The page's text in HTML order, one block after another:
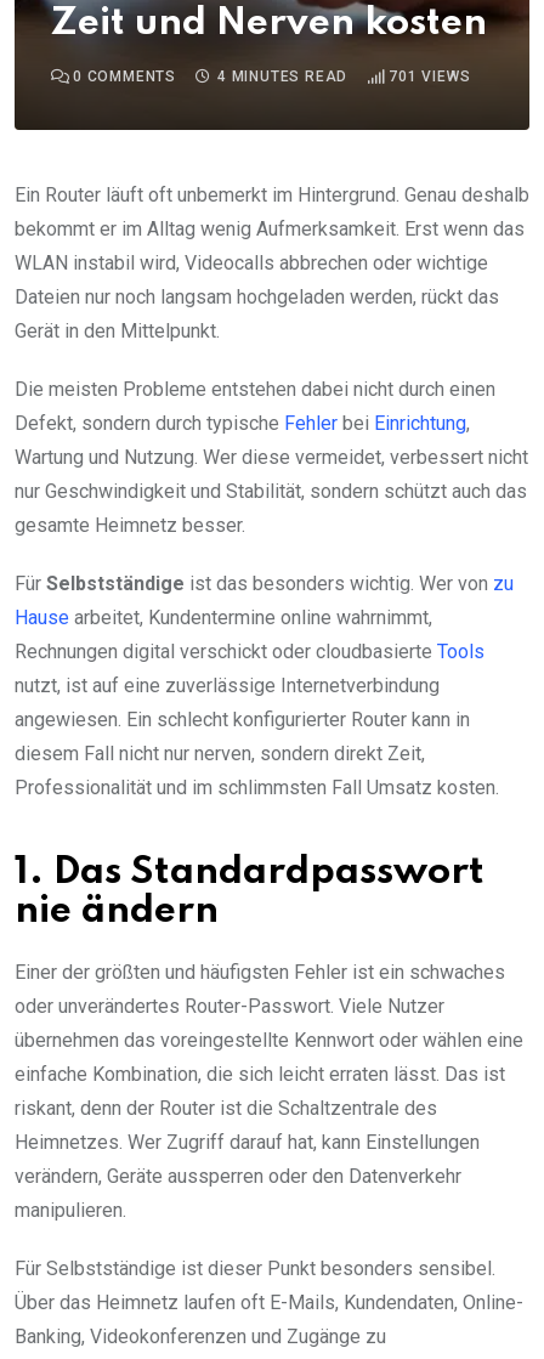
Zeit und Nerven kosten
0 COMMENTS 4 MINUTES READ 701 VIEWS
Ein Router läuft oft unbemerkt im Hintergrund. Genau deshalb
bekommt er im Alltag wenig Aufmerksamkeit. Erst wenn das
WLAN instabil wird, Videocalls abbrechen oder wichtige
Dateien nur noch langsam hochgeladen werden, rückt das
Gerät in den Mittelpunkt.
Die meisten Probleme entstehen dabei nicht durch einen
Defekt, sondern durch typische Fehler bei Einrichtung,
Wartung und Nutzung. Wer diese vermeidet, verbessert nicht
nur Geschwindigkeit und Stabilität, sondern schützt auch das
gesamte Heimnetz besser.
Für Selbstständige ist das besonders wichtig. Wer von zu
Hause arbeitet, Kundentermine online wahrnimmt,
Rechnungen digital verschickt oder cloudbasierte Tools
nutzt, ist auf eine zuverlässige Internetverbindung
angewiesen. Ein schlecht konfigurierter Router kann in
diesem Fall nicht nur nerven, sondern direkt Zeit,
Professionalität und im schlimmsten Fall Umsatz kosten.
1. Das Standardpasswort
nie ändern
Einer der größten und häufigsten Fehler ist ein schwaches
oder unverändertes Router-Passwort. Viele Nutzer
übernehmen das voreingestellte Kennwort oder wählen eine
einfache Kombination, die sich leicht erraten lässt. Das ist
riskant, denn der Router ist die Schaltzentrale des
Heimnetzes. Wer Zugriff darauf hat, kann Einstellungen
verändern, Geräte aussperren oder den Datenverkehr
manipulieren.
Für Selbstständige ist dieser Punkt besonders sensibel.
Über das Heimnetz laufen oft E-Mails, Kundendaten, Online-
Banking, Videokonferenzen und Zugänge zu